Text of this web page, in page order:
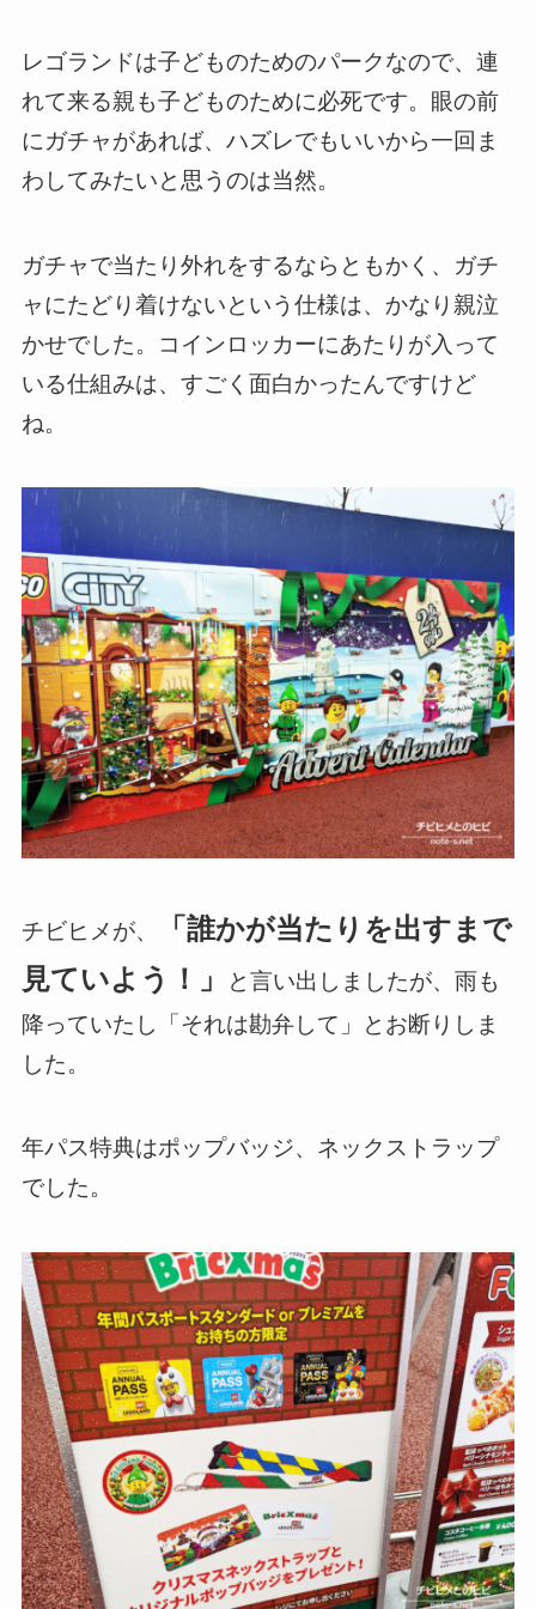
レゴランドは子どものためのパークなので、連
れて来る親も子どものために必死です。眼の前
にガチャがあれば、ハズレでもいいから一回ま
わしてみたいと思うのは当然。
ガチャで当たり外れをするならともかく、ガチ
ャにたどり着けないという仕様は、かなり親泣
かせでした。コインロッカーにあたりが入って
いる仕組みは、すごく面白かったんですけど
ね。
チビヒメが、
「誰かが当たりを出すまで
見ていよう！」
と言い出しましたが、雨も
降っていたし「それは勘弁して」とお断りしま
した。
年パス特典はポップバッジ、ネックストラップ
でした。